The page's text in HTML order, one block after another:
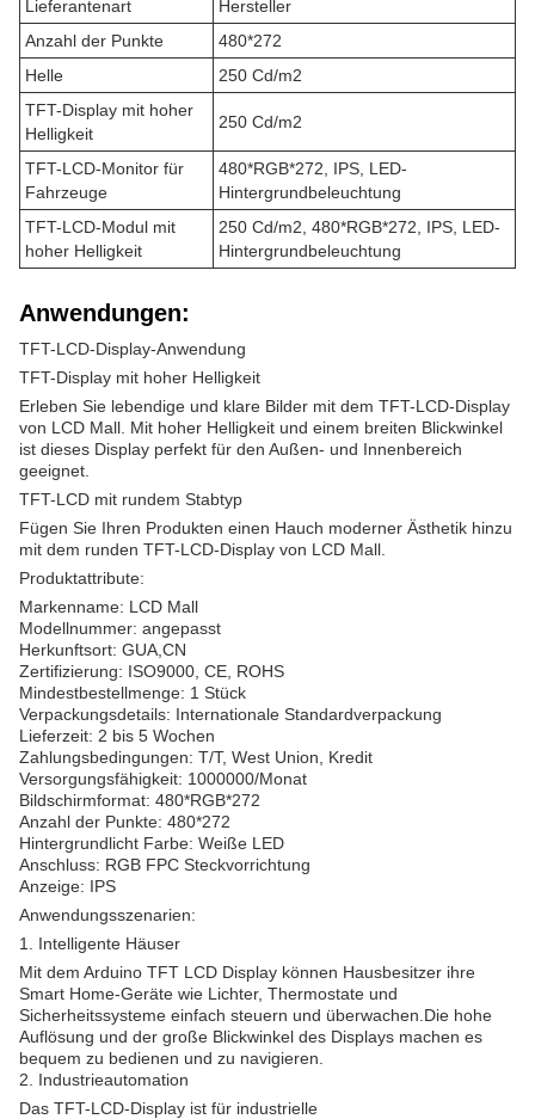
Lieferantenart
Hersteller
Anzahl der Punkte
480*272
Helle
250 Cd/m2
TFT-Display mit hoher
Helligkeit
250 Cd/m2
TFT-LCD-Monitor für
Fahrzeuge
480*RGB*272, IPS, LED-
Hintergrundbeleuchtung
TFT-LCD-Modul mit
hoher Helligkeit
250 Cd/m2, 480*RGB*272, IPS, LED-
Hintergrundbeleuchtung
Anwendungen:
TFT-LCD-Display-Anwendung
TFT-Display mit hoher Helligkeit
Erleben Sie lebendige und klare Bilder mit dem TFT-LCD-Display
von LCD Mall. Mit hoher Helligkeit und einem breiten Blickwinkel
ist dieses Display perfekt für den Außen- und Innenbereich
geeignet.
TFT-LCD mit rundem Stabtyp
Fügen Sie Ihren Produkten einen Hauch moderner Ästhetik hinzu
mit dem runden TFT-LCD-Display von LCD Mall.
Produktattribute:
Markenname: LCD Mall
Modellnummer: angepasst
Herkunftsort: GUA,CN
Zertifizierung: ISO9000, CE, ROHS
Mindestbestellmenge: 1 Stück
Verpackungsdetails: Internationale Standardverpackung
Lieferzeit: 2 bis 5 Wochen
Zahlungsbedingungen: T/T, West Union, Kredit
Versorgungsfähigkeit: 1000000/Monat
Bildschirmformat: 480*RGB*272
Anzahl der Punkte: 480*272
Hintergrundlicht Farbe: Weiße LED
Anschluss: RGB FPC Steckvorrichtung
Anzeige: IPS
Anwendungsszenarien:
1. Intelligente Häuser
Mit dem Arduino TFT LCD Display können Hausbesitzer ihre
Smart Home-Geräte wie Lichter, Thermostate und
Sicherheitssysteme einfach steuern und überwachen.Die hohe
Auflösung und der große Blickwinkel des Displays machen es
bequem zu bedienen und zu navigieren.
2. Industrieautomation
Das TFT-LCD-Display ist für industrielle